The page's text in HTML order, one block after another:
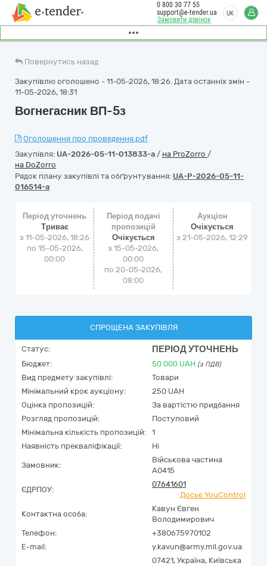
Замовити дзвінок
0 800 30 77 55
support@e-tender.ua
UK
Повернутись назад
Закупівлю оголошено - 11-05-2026, 18:26. Дата останніх змін -
11-05-2026, 18:31
Вогнегасник ВП-5з
Оголошення про проведення.pdf
Закупівля: UA-2026-05-11-013833-a / на ProZorro /
на DoZorro
Рядок плану закупівлі та обґрунтування: UA-P-2026-05-11-
016514-a
Період уточнень
Триває
з 11-05-2026, 18:26
по 15-05-2026,
00:00
Період подачі
пропозицій
Очікується
з 15-05-2026,
00:00
по 20-05-2026,
08:00
Аукціон
Очікується
з21-05-2026, 12:29
СПРОЩЕНА ЗАКУПІВЛЯ
Статус: ПЕРІОД УТОЧНЕНЬ
Бюджет: 50 000 UAH (з ПДВ)
Вид предмету закупівлі:
Товари
Мінімальний крок аукціону:
250 UAH
Оцінка пропозицій:
За вартістю придбання
Розгляд пропозицій:
Поступовий
Мінімальна кількість пропозицій:
1
Наявність прекваліфікації:
Ні
Замовник:
Військова частина
А0415
ЄДРПОУ:
07641601
Досьє YouControl
Контактна особа:
Кавун Євген
Володимирович
Телефон:
+380675970102
E-mail:
y.kavun@army.mil.gov.ua
07421, Україна, Київська